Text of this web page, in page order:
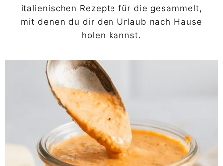
italienischen Rezepte für die gesammelt,
mit denen du dir den Urlaub nach Hause
holen kannst.